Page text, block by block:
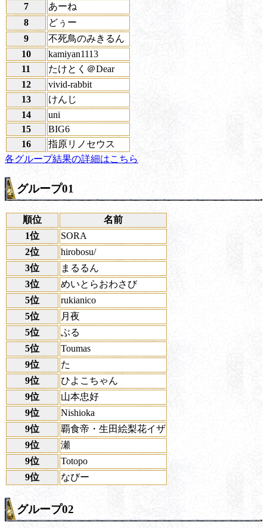
7
あーね
8
どぅー
9
不死鳥のみきるん
10
kamiyan1113
11
たけとく＠Dear
12
vivid-rabbit
13
けんじ
14
uni
15
BIG6
16
指原リノセウス
各グループ結果の詳細はこちら
グループ01
順位
名前
1位
SORA
2位
hirobosu/
3位
まるるん
3位
めいとらおわさび
5位
rukianico
5位
月夜
5位
ぶる
5位
Toumas
9位
た
9位
ひよこちゃん
9位
山本忠好
9位
Nishioka
9位
覇食帝・生田絵梨花イザ
9位
瀬
9位
Totopo
9位
なびー
グループ02